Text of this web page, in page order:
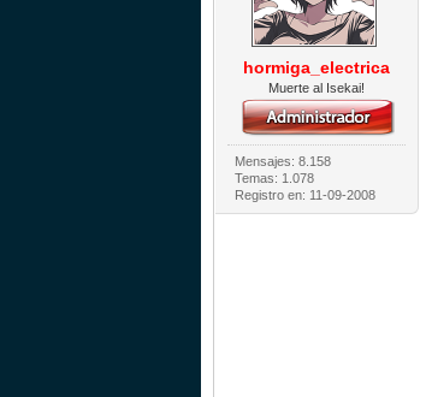
hormiga_electrica
Muerte al Isekai!
Mensajes: 8.158
Temas: 1.078
Registro en: 11-09-2008